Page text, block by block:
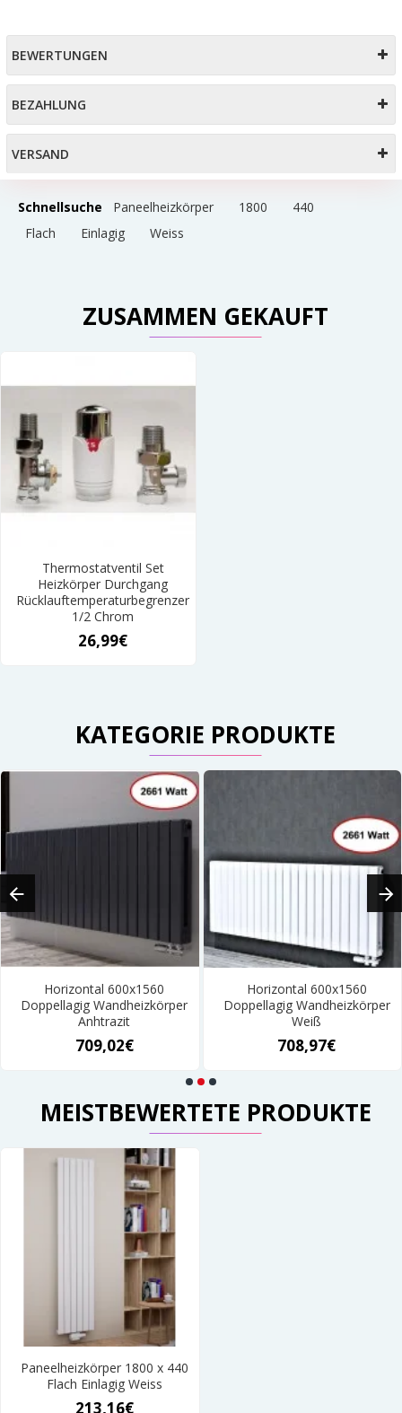
BEWERTUNGEN
BEZAHLUNG
VERSAND
Schnellsuche Paneelheizkörper 1800
440
Flach
Einlagig Weiss
ZUSAMMEN GEKAUFT
Thermostatventil Set
Heizkörper Durchgang
Rücklauftemperaturbegrenzer
1/2 Chrom
26,99€
KATEGORIE PRODUKTE
Horizontal 600x1560
Doppellagig Wandheizkörper
Anhtrazit
709,02€
Horizontal 600x1560
Doppellagig Wandheizkörper
Weiß
708,97€
MEISTBEWERTETE PRODUKTE
Paneelheizkörper 1800 x 440
Flach Einlagig Weiss
213,16€